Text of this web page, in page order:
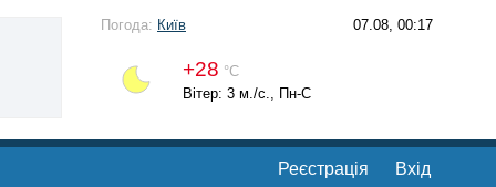
Погода: Київ 07.08, 00:17
+28 °С
Вітер: 3 м./с., Пн-С
Реєстрація Вхід